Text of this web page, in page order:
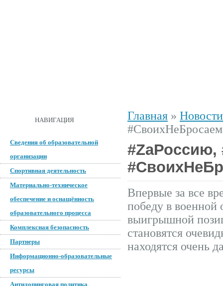
НАВИГАЦИЯ
Сведения об образовательной
организации
Спортивная деятельность
Материально-техническое
обеспечение и оснащённость
образовательного процесса
Комплексная безопасность
Партнеры
Информационно-образовательные
ресурсы
Антидопинговая политика
Главная » Новости
#СвоихНеБросаем
#ZаРоссию,
Впервые за все
победу в военной
выигрышной
становятся
находятся очень